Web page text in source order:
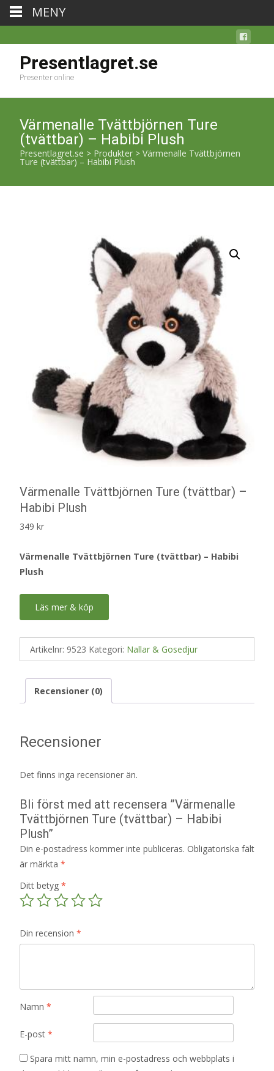
Presentlagret.se
Presenter online
Värmenalle Tvättbjörnen Ture
(tvättbar) – Habibi Plush
Presentlagret.se > Produkter > Värmenalle Tvättbjörnen
Ture (tvättbar) – Habibi Plush
Värmenalle Tvättbjörnen Ture (tvättbar) –
Habibi Plush
349 kr
Värmenalle Tvättbjörnen Ture (tvättbar) – Habibi
Plush
Läs mer & köp
Artikelnr: 9523 Kategori: Nallar & Gosedjur
Recensioner (0)
Recensioner
Det finns inga recensioner än.
Bli först med att recensera ”Värmenalle
Tvättbjörnen Ture (tvättbar) – Habibi
Plush”
Din e-postadress kommer inte publiceras. Obligatoriska fält
är märkta *
Ditt betyg *
Din recension *
Namn *
E-post *
Spara mitt namn, min e-postadress och webbplats i
MENY